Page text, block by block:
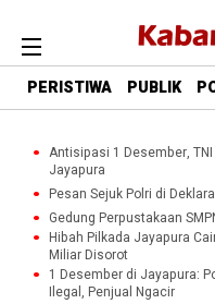
PERISTIWA PUBLIK
Antisipasi 1 Desember,
Jayapura
Pesan Sejuk Polri di
Gedung Perpustakaan
Hibah Pilkada Jayapura
Miliar Disorot
1 Desember di Jayapura:
Ilegal, Penjual Ngacir